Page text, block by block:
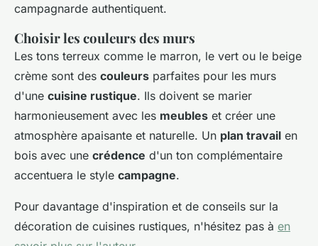
campagnarde authentiquent.
Choisir les couleurs des murs
Les tons terreux comme le marron, le vert ou le beige
crème sont des couleurs parfaites pour les murs
d'une cuisine rustique. Ils doivent se marier
harmonieusement avec les meubles et créer une
atmosphère apaisante et naturelle. Un plan travail en
bois avec une crédence d'un ton complémentaire
accentuera le style campagne.
Pour davantage d'inspiration et de conseils sur la
décoration de cuisines rustiques, n'hésitez pas à en